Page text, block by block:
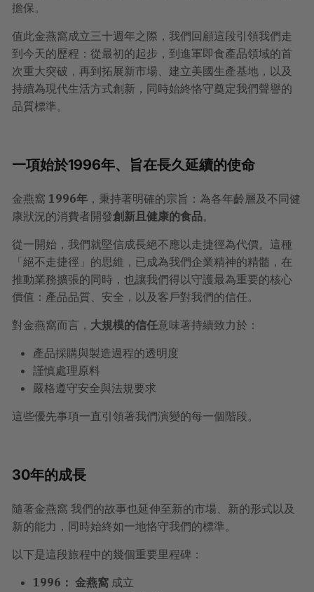
擔保。
值此金燕窩成立三十週年之際，我們回顧這段引領我們走
到今天的歷程：從最初的起步，到進軍即食產品領域的首
次重大突破，再到拓展新市場、建立美國生產基地，以及
持續為現代生活方式創新，同時始終恪守奠定我們聲譽的
品質標準。
一項始於1996年、旨在長久延續的使命
金燕窩 1996年 ，秉持著明確的宗旨：為各年齡層及不同健
康狀況的消費者開發創新且健康的食品。
從一開始，我們就堅信成長絕不應以走捷徑為代價。這種
「絕不走捷徑」的思維，已成為我們企業精神的精髓，在
推動業務擴張的同時，也讓我們得以守護最為重要的核心
價值：產品品質、安全，以及客戶對我們的信任。
對金燕窩而言， 大規模的信任意味著持續致力於：
產品採購與製造過程的透明度
謹慎處理原料
嚴格遵守安全與法規要求
這些優先事項一直引領著我們演變的每一個階段。
30年的成長
隨著金燕窩 我們的故事也延伸至新的市場、新的形式以及
新的能力，同時始終如一地恪守我們的標準。
以下是這段旅程中的幾個重要里程碑：
1996： 金燕窩 成立